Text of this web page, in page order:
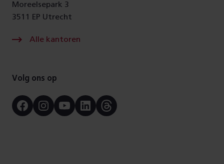
Moreelsepark 3
3511 EP Utrecht
Alle kantoren
Volg ons op
FacebookInstagram
YoutubeLinkedInThreads